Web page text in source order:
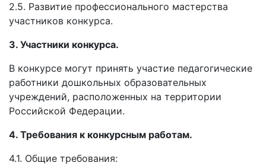
2.5. Развитие профессионального мастерства
участников конкурса.
3. Участники конкурса.
В конкурсе могут принять участие педагогические
работники дошкольных образовательных
учреждений, расположенных на территории
Российской Федерации.
4. Требования к конкурсным работам.
4.1. Общие требования: